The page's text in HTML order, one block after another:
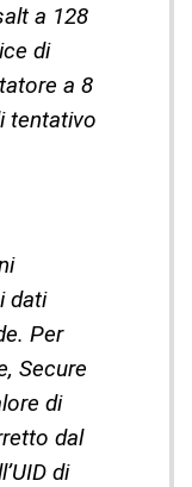
a 128
di
a 8
tentativo
dati
Per
Secure
di
dal
di